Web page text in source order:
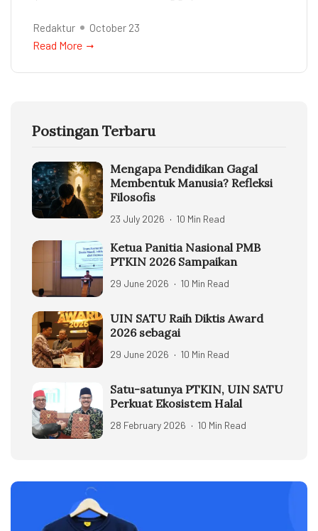
Redaktur October 23
Read More
Postingan Terbaru
Mengapa Pendidikan Gagal
Membentuk Manusia? Refleksi
Filosofis
23 July 2026 10 Min Read
Ketua Panitia Nasional PMB
PTKIN 2026 Sampaikan
29 June 2026 10 Min Read
UIN SATU Raih Diktis Award
2026 sebagai
29 June 2026 10 Min Read
Satu-satunya PTKIN, UIN SATU
Perkuat Ekosistem Halal
28 February 2026 10 Min Read